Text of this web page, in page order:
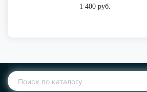
1 400 руб.